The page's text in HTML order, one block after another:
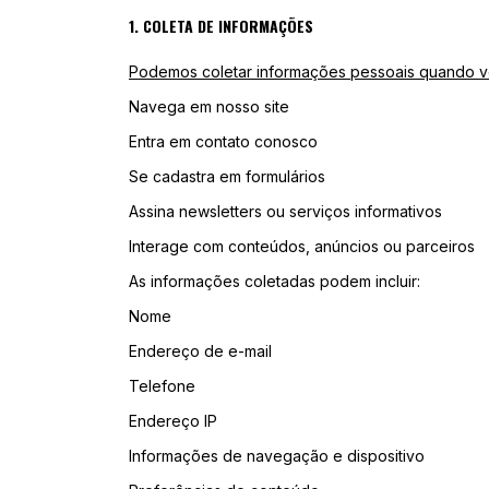
1. COLETA DE INFORMAÇÕES
Podemos coletar informações pessoais quando
Navega em nosso site
Entra em contato conosco
Se cadastra em formulários
Assina newsletters ou serviços informativos
Interage com conteúdos, anúncios ou parceiros
As informações coletadas podem incluir:
Nome
Endereço de e-mail
Telefone
Endereço IP
Informações de navegação e dispositivo